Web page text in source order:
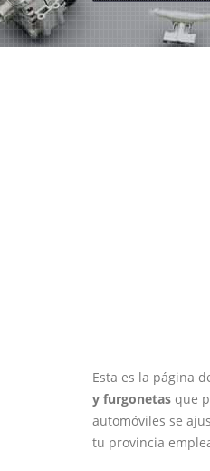
Esta es la página
y furgonetas que
automóviles se
tu provincia